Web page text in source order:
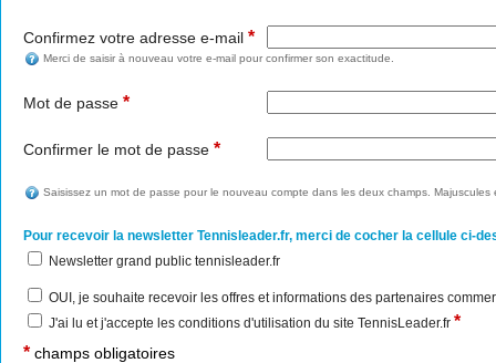
Confirmez votre adresse e-mail *
Merci de saisir à nouveau votre e-mail pour confirmer son exactitude.
Mot de passe *
Confirmer le mot de passe *
Saisissez un mot de passe pour le nouveau compte dans les deux champs. Majuscules
Pour recevoir la newsletter Tennisleader.fr, merci de cocher la cellule ci-
Newsletter grand public tennisleader.fr
OUI, je souhaite recevoir les offres et informations des partenaires
J'ai lu et j'accepte les conditions d'utilisation du site TennisLeader.fr *
* champs obligatoires